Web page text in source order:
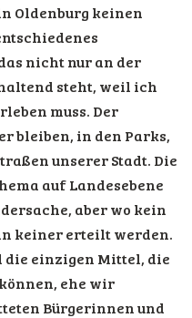
Oldenburg keinen
nicht nur an der
steht, weil ich
muss. Der
bleiben, in den Parks,
unserer Stadt. Die
auf Landesebene
aber wo kein
keiner erteilt werden.
die einzigen Mittel, die
ehe wir
Bürgerinnen und